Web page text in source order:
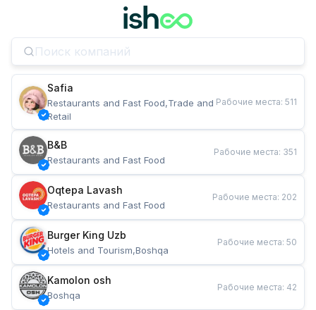
Safia
Restaurants and Fast Food,Trade and
Retail
Рабочие места: 511
B&B
Restaurants and Fast Food
Рабочие места: 351
Oqtepa Lavash
Restaurants and Fast Food
Рабочие места: 202
Burger King Uzb
Hotels and Tourism,Boshqa
Рабочие места: 50
Kamolon osh
Boshqa
Рабочие места: 42